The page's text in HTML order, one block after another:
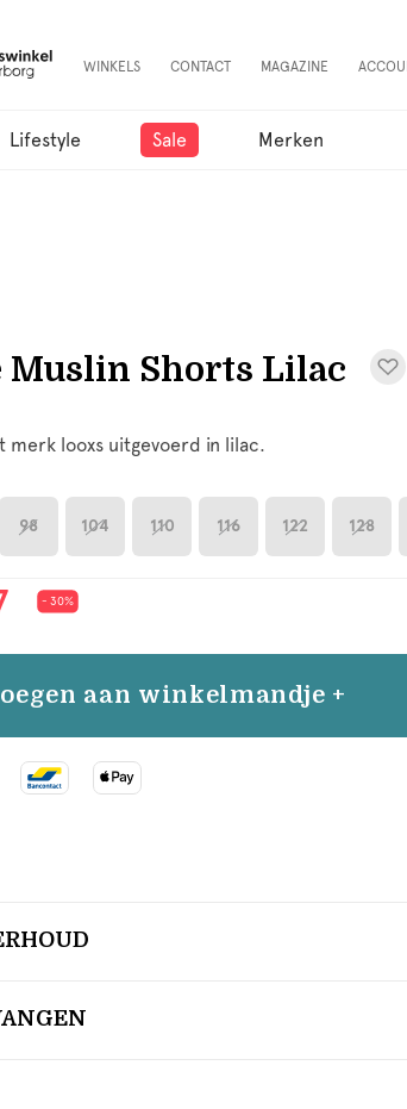
WINKELS CONTACT MAGAZINE
Lifestyle Sale Merken
Muslin Shorts Lilac
merk looxs uitgevoerd in lilac.
98 104 110 116 122 128
- 30%
aan winkelmandje +